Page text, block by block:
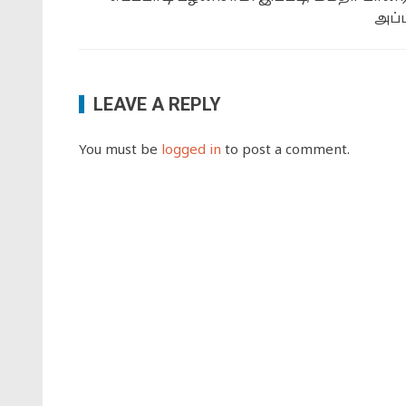
LEAVE A REPLY
You must be logged in to post a comment.